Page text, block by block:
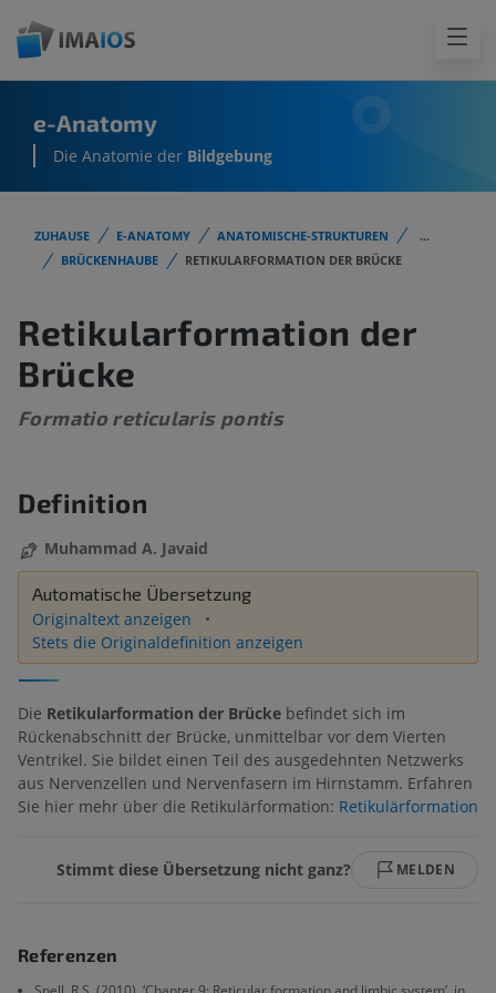
e-Anatomy
Die Anatomie der Bildgebung
ZUHAUSE E-ANATOMY ANATOMISCHE-STRUKTUREN
...
BRÜCKENHAUBE
RETIKULARFORMATION DER BRÜCKE
Retikularformation der
Brücke
Formatio reticularis pontis
Definition
Muhammad A. Javaid
Automatische Übersetzung
Originaltext anzeigen
Stets die Originaldefinition anzeigen
Die Retikularformation der Brücke befindet sich im
Rückenabschnitt der Brücke, unmittelbar vor dem Vierten
Ventrikel. Sie bildet einen Teil des ausgedehnten Netzwerks
aus Nervenzellen und Nervenfasern im Hirnstamm. Erfahren
Sie hier mehr über die Retikulärformation: Retikulärformation
Stimmt diese Übersetzung nicht ganz? MELDEN
Referenzen